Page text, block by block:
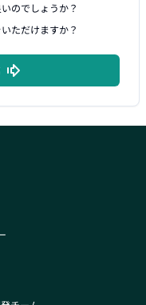
のでしょうか？
ただけますか？